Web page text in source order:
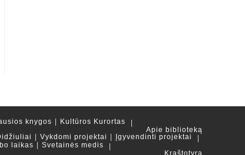
knygos
Kultūros Kurortas
Apie biblioteką
Vykdomi projektai
Įgyvendinti projektai
laikas
Svetainės medis
Kraštotyra